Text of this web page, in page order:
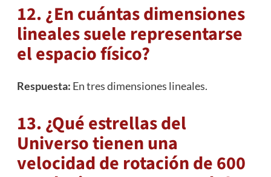
12. ¿En cuántas dimensiones
lineales suele representarse
el espacio físico?
Respuesta: En tres dimensiones lineales.
13. ¿Qué estrellas del
Universo tienen una
velocidad de rotación de 600